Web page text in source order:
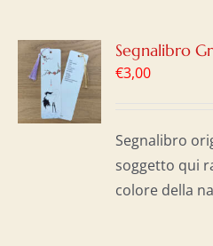
Segnalibro
€3,00
Segnalibro
soggetto qui
colore della